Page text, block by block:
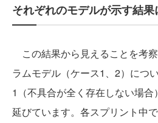
それぞれのモデルが示す結果
この結果から見えることを考
ラムモデル（ケース1、2）につ
1（不具合が全く存在しない場
延びています。各スプリント中